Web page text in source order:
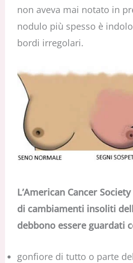
non aveva mai notato in
nodulo più spesso è
bordi irregolari.
L’American Cancer
di cambiamenti insoliti
debbono essere guardati
gonfiore di tutto o parte